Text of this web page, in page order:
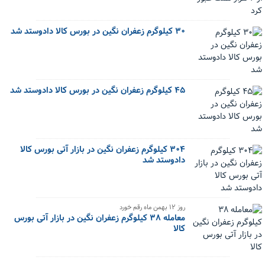
۳۰ کیلوگرم زعفران نگین در بورس کالا دادوستد شد
۴۵ کیلوگرم زعفران نگین در بورس کالا دادوستد شد
۳۰۴ کیلوگرم زعفران نگین در بازار آتی بورس کالا
دادوستد شد
‌روز ۱۲ بهمن ماه رقم خورد
معامله ۳۸ کیلوگرم زعفران نگین در بازار آتی بورس
کالا